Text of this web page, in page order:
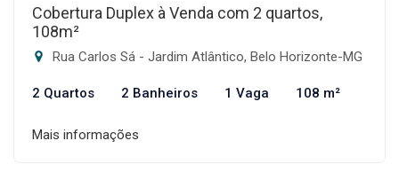
Cobertura Duplex à Venda com 2 quartos,
108m²
Rua Carlos Sá - Jardim Atlântico, Belo Horizonte-MG
2 Quartos 2 Banheiros 1 Vaga 108 m²
Mais informações